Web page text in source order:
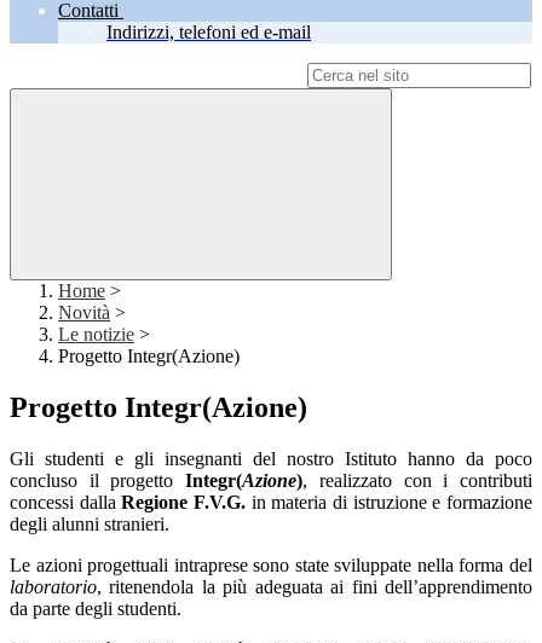
Contatti
Indirizzi, telefoni ed e-mail
Home >
Novità >
Le notizie >
Progetto Integr(Azione)
Progetto Integr(Azione)
Gli studenti e gli insegnanti del nostro Istituto hanno da poco
concluso il progettoIntegr(Azione), realizzato con i contributi
concessi dallaRegione F.V.G. in materia di istruzione e formazione
degli alunni stranieri.
Le azioni progettuali intraprese sono state sviluppate nella forma del
laboratorio, ritenendola la più adeguata ai fini dell’apprendimento
da parte degli studenti.